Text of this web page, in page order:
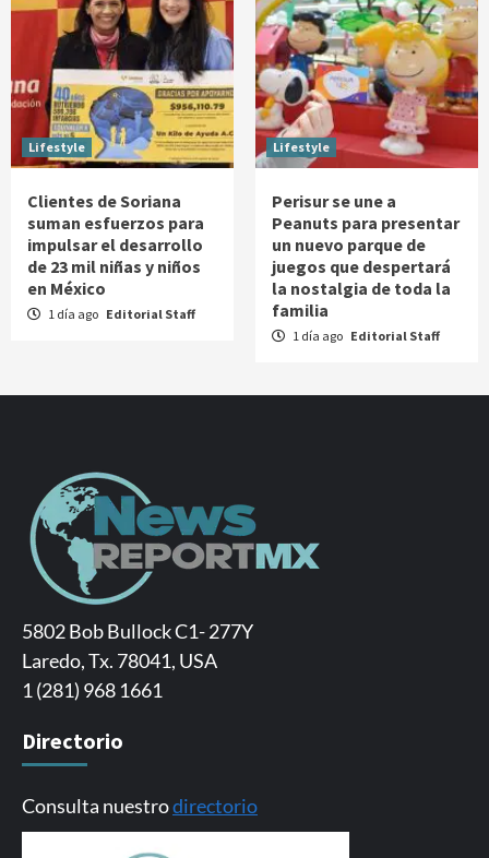
Lifestyle
Clientes de Soriana
suman esfuerzos para
impulsar el desarrollo
de 23 mil niñas y niños
en México
1 día ago Editorial Staff
Lifestyle
Perisur se une a
Peanuts para presentar
un nuevo parque de
juegos que despertará
la nostalgia de toda la
familia
1 día ago Editorial Staff
5802 Bob Bullock C1- 277Y
Laredo, Tx. 78041, USA
1 (281) 968 1661
Directorio
Consulta nuestrodirectorio